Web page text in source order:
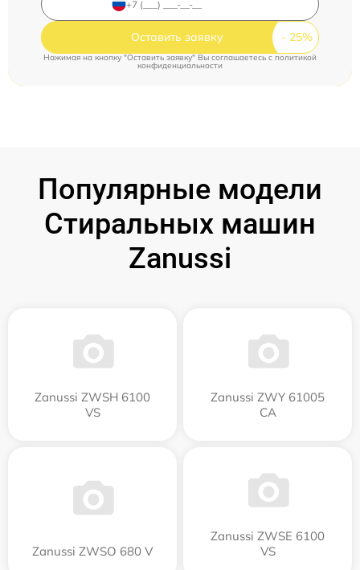
Оставить заявку
Нажимая на кнопку "Оставить заявку" Вы соглашаетесь cполитикой
конфиденциальности
Популярные модели
Стиральных машин
Zanussi
Zanussi ZWSH 6100
VS
Zanussi ZWY 61005
CA
Zanussi ZWSO 680 V
Zanussi ZWSE 6100
VS